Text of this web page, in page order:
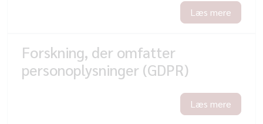
Læs mere
Forskning, der omfatter
personoplysninger (GDPR)
Læs mere